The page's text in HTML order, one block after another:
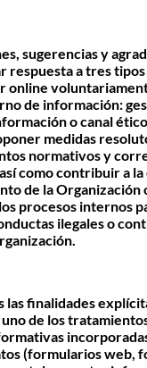
sugerencias y
respuesta a tres
online
de información:
o canal
medidas
normativos y
como contribuir a la
de la Organización
procesos internos
ilegales o
las finalidades
uno de los
(formularios web,